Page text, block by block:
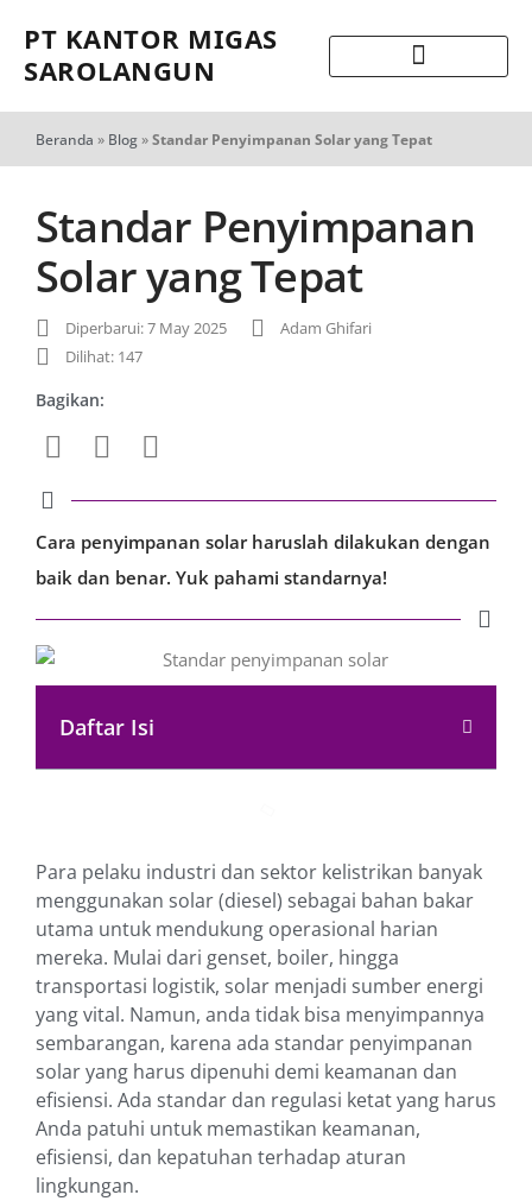
PT KANTOR MIGAS
SAROLANGUN
Beranda » Blog»Standar Penyimpanan Solar yang Tepat
Standar Penyimpanan
Solar yang Tepat
Diperbarui: 7 May 2025
Adam Ghifari
Dilihat: 147
Bagikan:
Cara penyimpanan solar haruslah dilakukan dengan
baik dan benar. Yuk pahami standarnya!
Daftar Isi
Para pelaku industri dan sektor kelistrikan banyak
menggunakan solar (diesel) sebagai bahan bakar
utama untuk mendukung operasional harian
mereka. Mulai dari genset, boiler, hingga
transportasi logistik, solar menjadi sumber energi
yang vital. Namun, anda tidak bisa menyimpannya
sembarangan, karena ada standar penyimpanan
solar yang harus dipenuhi demi keamanan dan
efisiensi. Ada standar dan regulasi ketat yang harus
Anda patuhi untuk memastikan keamanan,
efisiensi, dan kepatuhan terhadap aturan
lingkungan.